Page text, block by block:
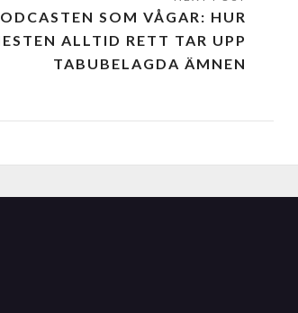
SOM VÅGAR: HUR
ALLTID RETT TAR UPP
TABUBELAGDA ÄMNEN